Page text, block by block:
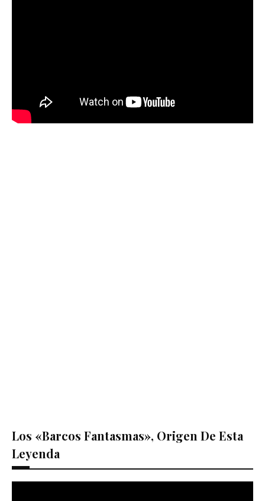
Los «barcos Fantasmas», Origen De Esta
Leyenda